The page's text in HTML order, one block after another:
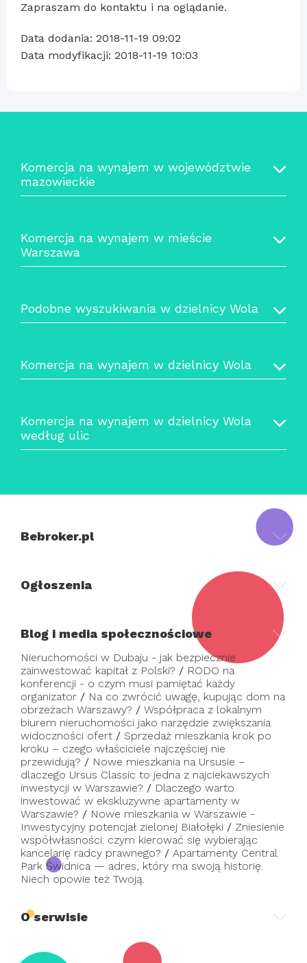
Zapraszam do kontaktu i na oglądanie.
Data dodania: 2018-11-19 09:02
Data modyfikacji: 2018-11-19 10:03
Komercja na wynajem w województwie
mazowieckie
Komercja na wynajem w mieście
Warszawa
Podobne wyszukiwania w dzielnicy Wola
Komercja na wynajem w dzielnicy Wola
Komercja na wynajem w dzielnicy Wola
według ulic
Bebroker.pl
Ogłoszenia
Blog i media społecznościowe
Nieruchomości w Dubaju - jak bezpiecznie
zainwestować kapitał z Polski? / RODO na
konferencji - o czym musi pamiętać każdy
organizator / Na co zwrócić uwagę, kupując dom na
obrzeżach Warszawy? / Współpraca z lokalnym
biurem nieruchomości jako narzędzie zwiększania
widoczności ofert / Sprzedaż mieszkania krok po
kroku – czego właściciele najczęściej nie
przewidują? / Nowe mieszkania na Ursusie –
dlaczego Ursus Classic to jedna z najciekawszych
inwestycji w Warszawie? / Dlaczego warto
inwestować w ekskluzywne apartamenty w
Warszawie? / Nowe mieszkania w Warszawie -
Inwestycyjny potencjał zielonej Białołęki / Zniesienie
współwłasności: czym kierować się wybierając
kancelarię radcy prawnego? / Apartamenty Central
Park Świdnica — adres, który ma swoją historię.
Niech opowie też Twoją.
O serwisie